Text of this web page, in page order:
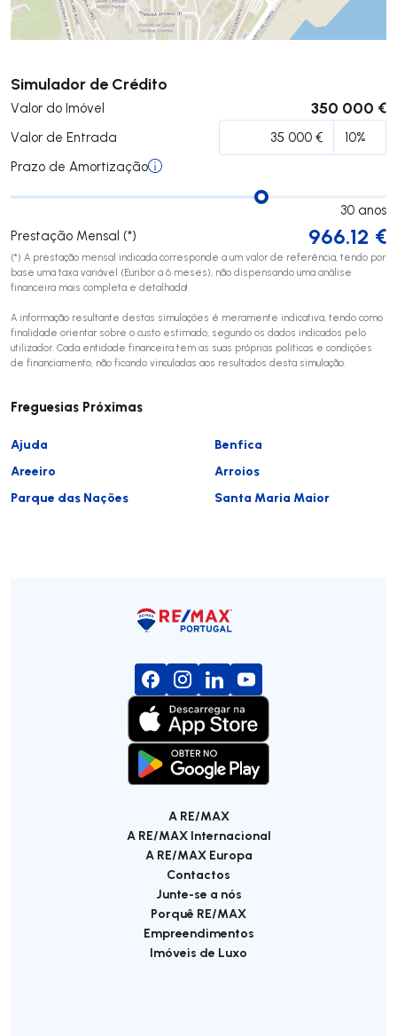
Simulador de Crédito
Valor do Imóvel 350 000 €
Valor de Entrada
Prazo de Amortização
30 anos
Prestação Mensal (*)
966.12 €
(*) A prestação mensal indicada corresponde a um valor de referência, tendo por
base uma taxa variável (Euribor a 6 meses), não dispensando uma análise
financeira mais completa e detalhada!
A informação resultante destas simulações é meramente indicativa, tendo como
finalidade orientar sobre o custo estimado, segundo os dados indicados pelo
utilizador. Cada entidade financeira tem as suas próprias políticas e condições
de financiamento, não ficando vinculadas aos resultados desta simulação.
Submeter
Freguesias Próximas
Ajuda
Benfica
Areeiro
Arroios
Parque das Nações
Santa Maria Maior
A RE/MAX
A RE/MAX Internacional
A RE/MAX Europa
Contactos
Junte-se a nós
Porquê RE/MAX
Empreendimentos
Imóveis de Luxo